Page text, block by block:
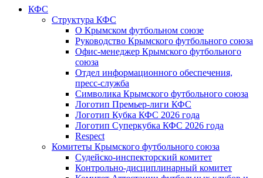
КФС
Структура КФС
О Крымском футбольном союзе
Руководство Крымского футбольного союза
Офис-менеджер Крымского футбольного
союза
Отдел информационного обеспечения,
пресс-служба
Символика Крымского футбольного союза
Логотип Премьер-лиги КФС
Логотип Кубка КФС 2026 года
Логотип Суперкубка КФС 2026 года
Respect
Комитеты Крымского футбольного союза
Судейско-инспекторский комитет
Контрольно-дисциплинарный комитет